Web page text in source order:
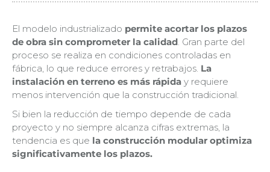
El modelo industrializado permite acortar los plazos
de obra sin comprometer la calidad. Gran parte del
proceso se realiza en condiciones controladas en
fábrica, lo que reduce errores y retrabajos. La
instalación en terreno es más rápida y requiere
menos intervención que la construcción tradicional.
Si bien la reducción de tiempo depende de cada
proyecto y no siempre alcanza cifras extremas, la
tendencia es que la construcción modular optimiza
significativamente los plazos.